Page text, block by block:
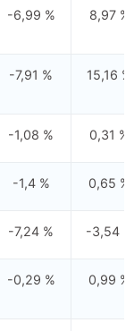
-6,99 % 8,97 %
-7,91 % 15,16 %
-1,08 % 0,31 %
-1,4 % 0,65 %
-7,24 % -3,54 %
-0,29 % 0,99 %